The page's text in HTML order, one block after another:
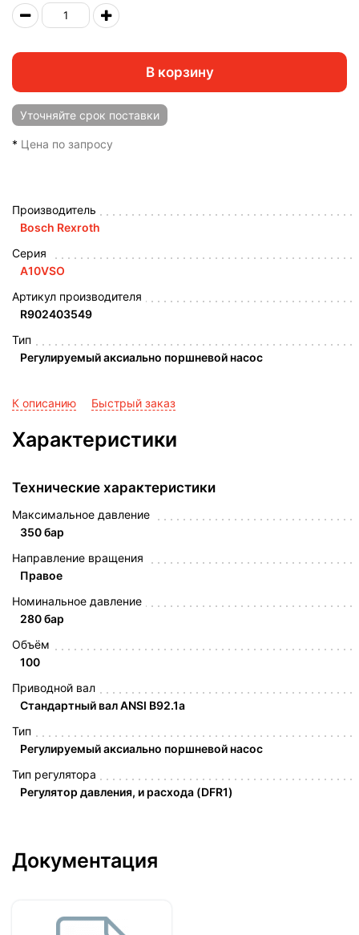
В корзину
Уточняйте срок поставки
* Цена по запросу
Производитель
Bosch Rexroth
Серия
A10VSO
Артикул производителя
R902403549
Тип
Регулируемый аксиально поршневой насос
К описанию Быстрый заказ
Характеристики
Технические характеристики
Максимальное давление
350 бар
Направление вращения
Правое
Номинальное давление
280 бар
Объём
100
Приводной вал
Стандартный вал ANSI B92.1a
Тип
Регулируемый аксиально поршневой насос
Тип регулятора
Регулятор давления, и расхода (DFR1)
Документация